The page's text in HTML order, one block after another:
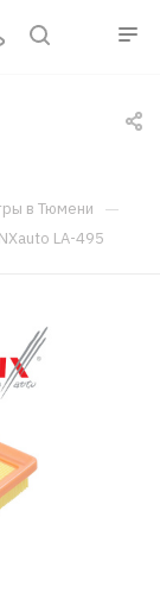
в Тюмени —
LA-495